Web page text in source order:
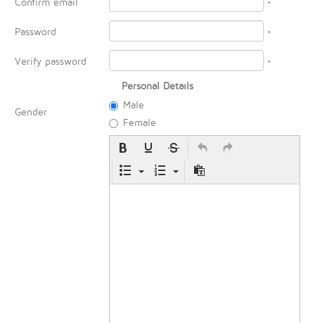
Confirm email *
Password *
Verify password *
Personal Details
Gender
Male
Female